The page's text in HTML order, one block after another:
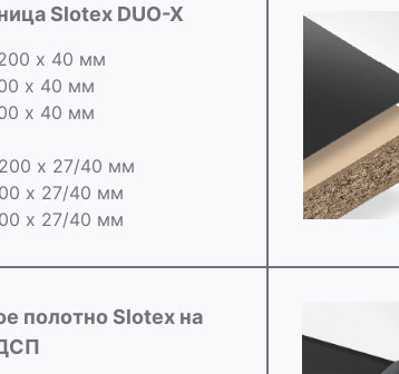
Slotex DUO-X
х 40 мм
х 40 мм
х 40 мм
х 27/40 мм
х 27/40 мм
х 27/40 мм
полотно Slotex на